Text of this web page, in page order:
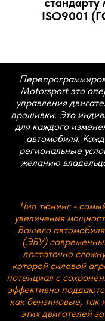
Чип тюнинг - самый
увеличения мощности и
эффективно поддаются
как бензиновые, так и
этих двигателей зачастую
потенциала компонентов
программу управления
30% увеличения мощности
его ресурса. Сами
приему, продавая различные
же двигателем, но с
управления, при этом
салона уже стоит
Стоимость указана за
скидок и акций, стоимость
систем евронорм в виде
DPF, ADBLUE и др.
*- Для STAGE2